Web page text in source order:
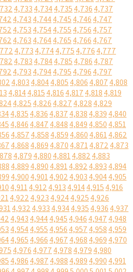
4,7334,7344,7354,7364,737
4,7434,7444,7454,7464,747
4,7534,7544,7554,7564,757
4,7634,7644,7654,7664,767
4,7734,7744,7754,7764,777
4,7834,7844,7854,7864,787
4,7934,7944,7954,7964,797
4,8034,8044,8054,8064,8074,808
4,8144,8154,8164,8174,8184,819
4,8254,8264,8274,8284,829
4,8354,8364,8374,8384,8394,840
4,8464,8474,8484,8494,8504,851
4,8574,8584,8594,8604,8614,862
4,8684,8694,8704,8714,8724,873
4,8794,8804,8814,8824,883
4,8894,8904,8914,8924,8934,894
4,9004,9014,9024,9034,9044,905
4,9114,9124,9134,9144,9154,916
4,9224,9234,9244,9254,926
4,9324,9334,9344,9354,9364,937
4,9434,9444,9454,9464,9474,948
4,9544,9554,9564,9574,9584,959
4,9654,9664,9674,9684,9694,970
4,9764,9774,9784,9794,980
4,9864,9874,9884,9894,9904,991